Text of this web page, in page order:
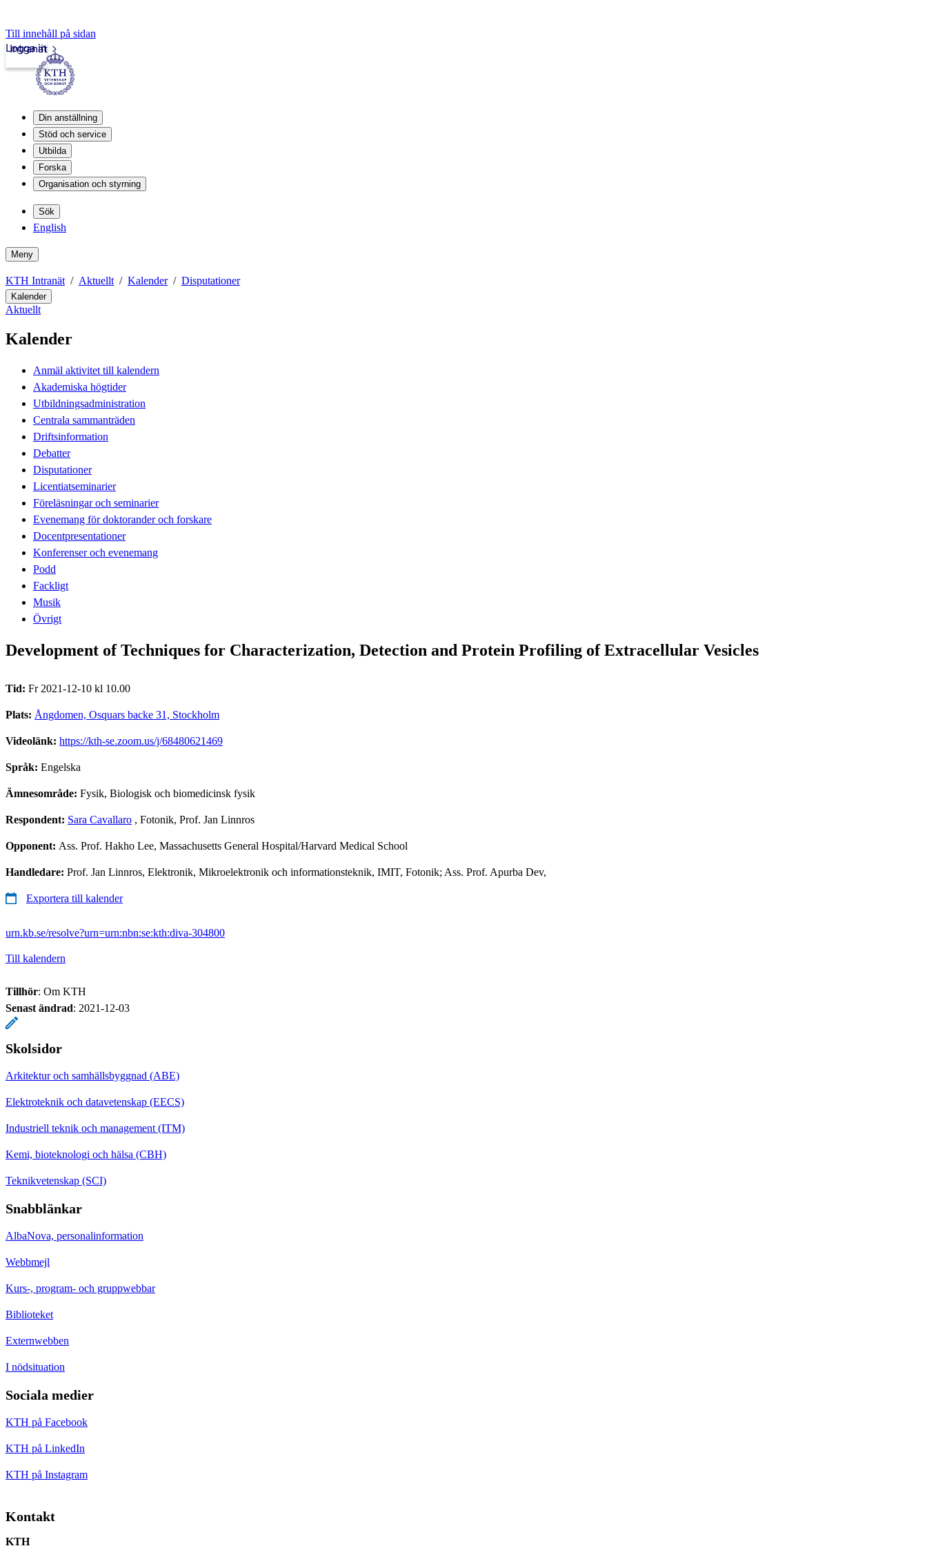
Till innehåll på sidan
Intranät
Logga in
Din anställning
Stöd och service
Utbilda
Forska
Organisation och styrning
Sök
English
Meny
KTH Intranät Aktuellt Kalender Disputationer
Kalender
Aktuellt
Kalender
Anmäl aktivitet till kalendern
Akademiska högtider
Utbildningsadministration
Centrala sammanträden
Driftsinformation
Debatter
Disputationer
Licentiatseminarier
Föreläsningar och seminarier
Evenemang för doktorander och forskare
Docentpresentationer
Konferenser och evenemang
Podd
Fackligt
Musik
Övrigt
Development of Techniques for Characterization, Detection and Protein Profiling of Extracellular Vesicles
Tid: Fr 2021-12-10 kl 10.00
Plats: Ångdomen, Osquars backe 31, Stockholm
Videolänk: https://kth-se.zoom.us/j/68480621469
Språk: Engelska
Ämnesområde: Fysik, Biologisk och biomedicinsk fysik
Respondent: Sara Cavallaro , Fotonik, Prof. Jan Linnros
Opponent: Ass. Prof. Hakho Lee, Massachusetts General Hospital/Harvard Medical School
Handledare: Prof. Jan Linnros, Elektronik, Mikroelektronik och informationsteknik, IMIT, Fotonik; Ass. Prof. Apurba Dev,
Exportera till kalender
urn.kb.se/resolve?urn=urn:nbn:se:kth:diva-304800
Till kalendern
Tillhör: Om KTH
Senast ändrad: 2021-12-03
Skolsidor
Arkitektur och samhällsbyggnad (ABE)
Elektroteknik och datavetenskap (EECS)
Industriell teknik och management (ITM)
Kemi, bioteknologi och hälsa (CBH)
Teknikvetenskap (SCI)
Snabblänkar
AlbaNova, personalinformation
Webbmejl
Kurs-, program- och gruppwebbar
Biblioteket
Externwebben
I nödsituation
Sociala medier
KTH på Facebook
KTH på LinkedIn
KTH på Instagram
Kontakt
KTH